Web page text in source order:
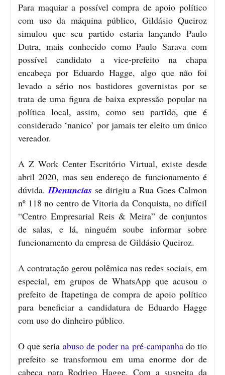
Para maquiar a possível compra de apoio político
com uso da máquina público, Gildásio Queiroz
simulou que seu partido estaria lançando Paulo
Dutra, mais conhecido como Paulo Sarava com
possível candidato a vice-prefeito na chapa
encabeça por Eduardo Hagge, algo que não foi
levado a sério nos bastidores governistas por se
trata de uma figura de baixa expressão popular na
política local, assim, como seu partido, que é
considerado ‘nanico’ por jamais ter eleito um único
vereador.
A Z Work Center Escritório Virtual, existe desde
abril 2020, mas seu endereço de funcionamento é
dúvida. IDenuncias se dirigiu a Rua Goes Calmon
nº 118 no centro de Vitoria da Conquista, no difícil
“Centro Empresarial Reis & Meira” de conjuntos
de salas, e lá, ninguém soube informar sobre
funcionamento da empresa de Gildásio Queiroz.
A contratação gerou polêmica nas redes sociais, em
especial, em grupos de WhatsApp que acusou o
prefeito de Itapetinga de compra de apoio político
para beneficiar a candidatura de Eduardo Hagge
com uso do dinheiro público.
O que seria abuso de poder na pré-campanhado tio
prefeito se transformou em uma enorme dor de
cabeça para Rodrigo Hagge. Com a suspeita da